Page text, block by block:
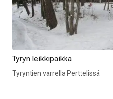
Tyryn leikkipaikka
Tyryntien varrella Perttelissä